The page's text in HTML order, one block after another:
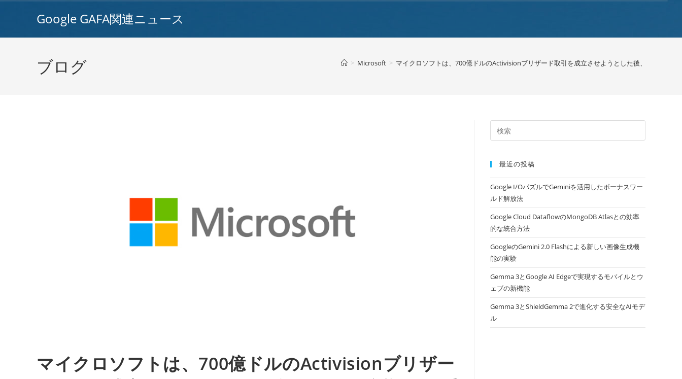
Google GAFA関連ニュース
ブログ > Microsoft > マイクロソフトは、700億ドルのActivisionブリザード取引を成立させようとした後、別のFTC訴
マイクロソフトは、700億ドルのActivisionブリザー
最近の投稿
Google I/OパズルでGeminiを活用したボーナスワー
ルド解放法
Google Cloud DataflowのMongoDB Atlasとの効率
的な統合方法
GoogleのGemini 2.0 Flashによる新しい画像生成機
能の実験
Gemma 3とGoogle AI Edgeで実現するモバイルとウ
ェブの新機能
Gemma 3とShieldGemma 2で進化する安全なAIモデ
ル